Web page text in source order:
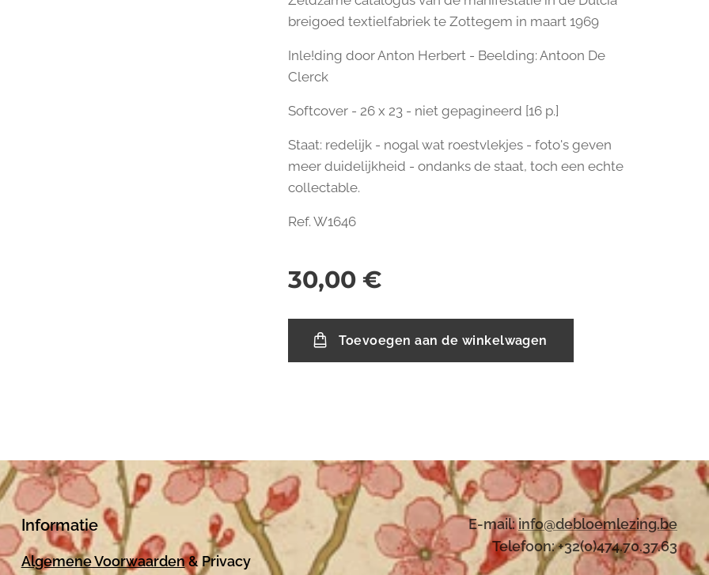
breigoed textielfabriek te Zottegem in maart 1969
Inle!ding door Anton Herbert - Beelding: Antoon De
Clerck
Softcover - 26 x 23 - niet gepagineerd [16 p.]
Staat: redelijk - nogal wat roestvlekjes - foto's geven
meer duidelijkheid - ondanks de staat, toch een echte
collectable.
Ref. W1646
30,00 €
Toevoegen aan de winkelwagen
Informatie
Algemene Voorwaarden& Privacy
E-mail:info@debloemlezing.be
Telefoon: +32(0)474.70.37.63